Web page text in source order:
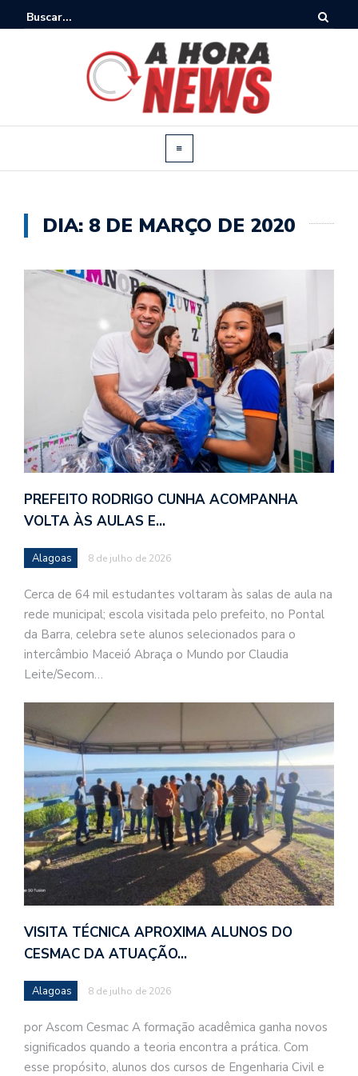
DIA: 8 DE MARÇO DE 2020
PREFEITO RODRIGO CUNHA ACOMPANHA
VOLTA ÀS AULAS E…
Alagoas 8 de julho de 2026
Cerca de 64 mil estudantes voltaram às salas de aula na
rede municipal; escola visitada pelo prefeito, no Pontal
da Barra, celebra sete alunos selecionados para o
intercâmbio Maceió Abraça o Mundo por Claudia
Leite/Secom…
VISITA TÉCNICA APROXIMA ALUNOS DO
CESMAC DA ATUAÇÃO…
Alagoas 8 de julho de 2026
por Ascom Cesmac A formação acadêmica ganha novos
significados quando a teoria encontra a prática. Com
esse propósito, alunos dos cursos de Engenharia Civil e